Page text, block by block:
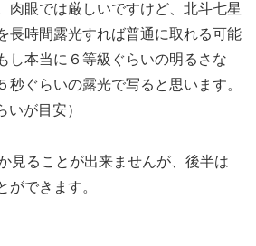
肉眼では厳しいですけど、北斗七星
長時間露光すれば普通に取れる可能
し本当に６等級ぐらいの明るさな
秒ぐらいの露光で写ると思います。
いが目安）
見ることが出来ませんが、後半は
ができます。